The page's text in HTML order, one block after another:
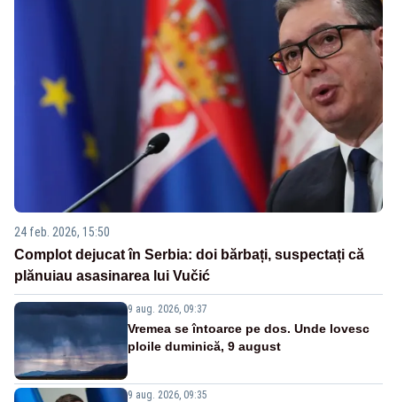
24 feb. 2026, 15:50
Complot dejucat în Serbia: doi bărbați, suspectați că
plănuiau asasinarea lui Vučić
9 aug. 2026, 09:37
Vremea se întoarce pe dos. Unde lovesc
ploile duminică, 9 august
9 aug. 2026, 09:35